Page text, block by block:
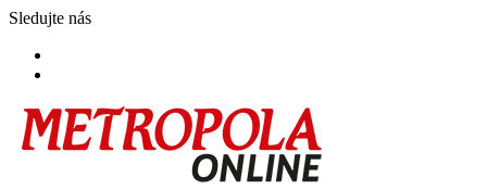
Skip
content
Sledujte nás